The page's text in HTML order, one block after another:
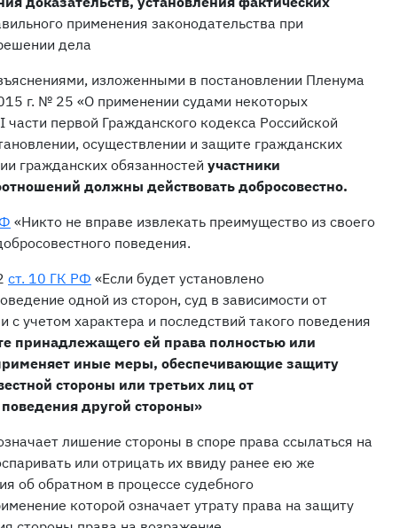
применения законодательства при
дела
изложенными в постановлении Пленума
г. № 25 «О применении судами некоторых
первой Гражданского кодекса Российской
осуществлении и защите гражданских
гражданских обязанностей участники
должны действовать добросовестно.
«Никто не вправе извлекать преимущество из своего
поведения.
ст. 10 ГК РФ «Если будет установлено
одной из сторон, суд в зависимости от
с учетом характера и последствий такого поведения
принадлежащего ей права полностью или
иные меры, обеспечивающие защиту
стороны или третьих лиц от
поведения другой стороны»
лишение стороны в споре права ссылаться на
или отрицать их ввиду ранее ею же
об обратном в процессе судебного
которой означает утрату права на защиту